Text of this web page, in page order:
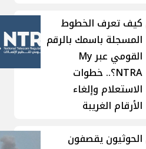
كيف تعرف الخطوط
المسجلة باسمك بالرقم
القومي عبر My
NTRA؟.. خطوات
الاستعلام وإلغاء
الأرقام الغريبة
الحوثيون يقصفون